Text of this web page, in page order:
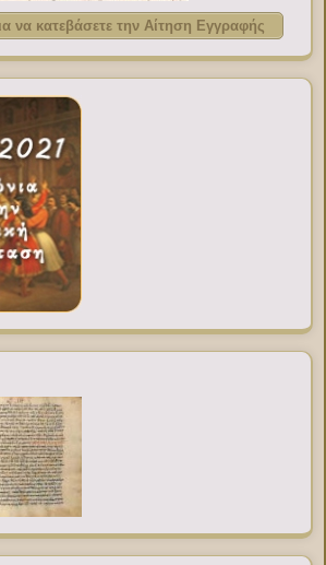
να κατεβάσετε την Αίτηση Εγγραφής